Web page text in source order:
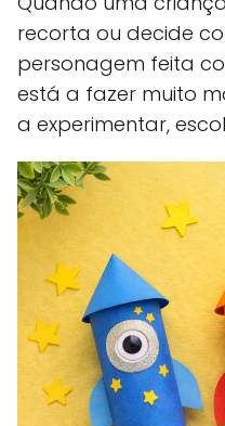
recorta ou decide
personagem feita
está a fazer muito
a experimentar,